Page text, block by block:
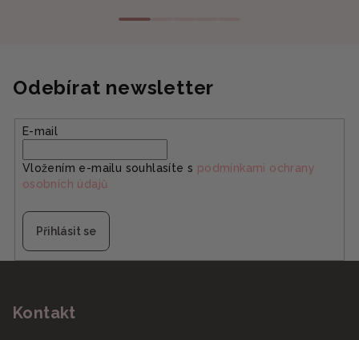
Odebírat newsletter
E-mail
Vložením e-mailu souhlasíte s podmínkami ochrany
osobních údajů
Přihlásit se
Kontakt